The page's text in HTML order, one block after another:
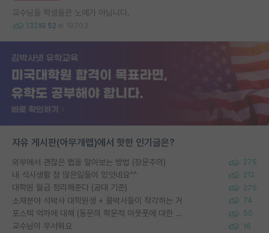
교수님들 학생들은 노예가 아닙니다.
132 52 19703
자유 게시판(아무개랩)에서 핫한 인기글은?
외부에서 괜찮은 랩을 알아보는 방법 (장문주의) 275
내 석사생활 참 많은일들이 있엇네요^^ 212
대학원 월급 정리해준다 (공대 기준) 275
소재분야 석박사 대학원생 + 물박사들이 착각하는 거 74
포스텍 억까에 대해 (동문의 학문적 아웃풋에 대한 반박) 50
교수님이 무서워요 16